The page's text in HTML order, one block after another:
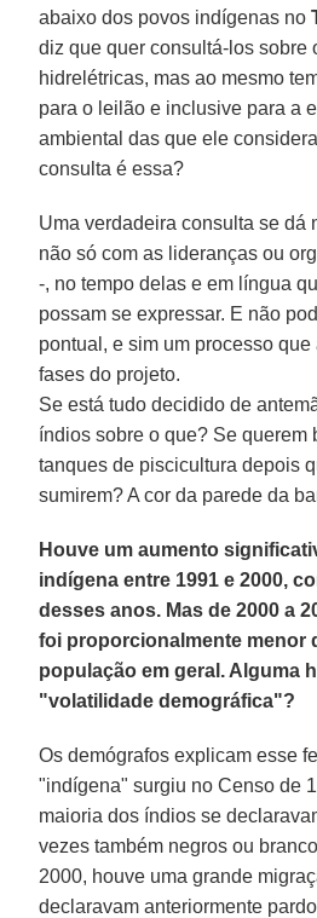
abaixo dos povos indígenas no
diz que quer consultá-los sobre
hidrelétricas, mas ao mesmo
para o leilão e inclusive para a
ambiental das que ele
consulta é essa?
Uma verdadeira consulta se dá
não só com as lideranças ou
-, no tempo delas e em língua
possam se expressar. E não
pontual, e sim um processo
fases do projeto.
Se está tudo decidido de
índios sobre o que? Se querem
tanques de piscicultura depois
sumirem? A cor da parede da
Houve um aumento
indígena entre 1991 e 2000,
desses anos. Mas de 2000 a
foi proporcionalmente menor
população em geral. Alguma
"volatilidade demográfica"?
Os demógrafos explicam esse
"indígena" surgiu no Censo de
maioria dos índios se
vezes também negros ou
2000, houve uma grande
declaravam anteriormente